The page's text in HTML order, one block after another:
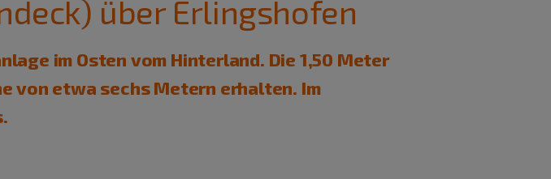
über Erlingshofen
im Osten vom Hinterland. Die 1,50 Meter
von etwa sechs Metern erhalten. Im